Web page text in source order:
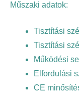
Műszaki adatok:
Tisztítási
Tisztítási
Működési
Elfordulási
CE